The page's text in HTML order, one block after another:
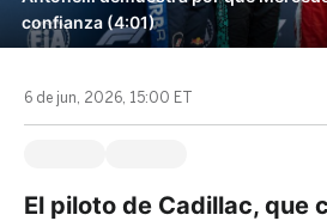
confianza (4:01)
6 de jun, 2026, 15:00 ET
El piloto de Cadillac, que